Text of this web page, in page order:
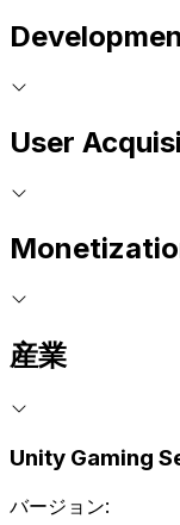
User
産業
Unity Gaming
バージョン: